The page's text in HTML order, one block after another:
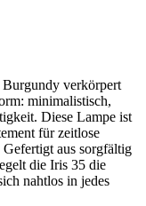
verkörpert
minimalistisch,
Diese Lampe ist
für zeitlose
aus sorgfältig
die Iris 35 die
nahtlos in jedes